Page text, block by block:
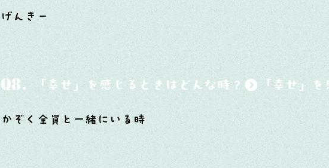
げんきー
Q8. 「幸せ」を感じるときはどんな時？
かぞく全員と一緒にいる時